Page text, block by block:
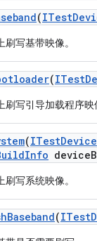
(ITest
写基带映像。
(ITest
写引导加载程序映
(ITestDevice
Info device
写系统映像。
Baseband(ITest